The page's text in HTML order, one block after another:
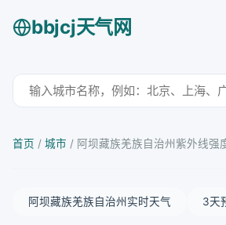
bbjcj天气网
首页 / 城市 / 阿坝藏族羌族自治州紫外线强
阿坝藏族羌族自治州实时天气 3天